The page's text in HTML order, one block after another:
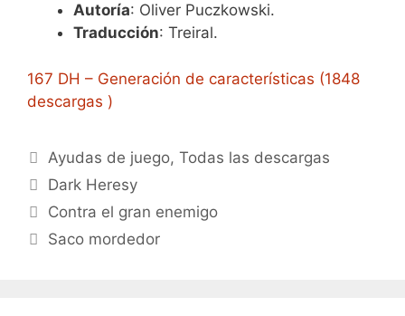
Autoría: Oliver Puczkowski.
Traducción: Treiral.
167 DH – Generación de características (1848
descargas )
Categorías
Ayudas de juego,Todas las descargas
Etiquetas
Dark Heresy
Contra el gran enemigo
Saco mordedor